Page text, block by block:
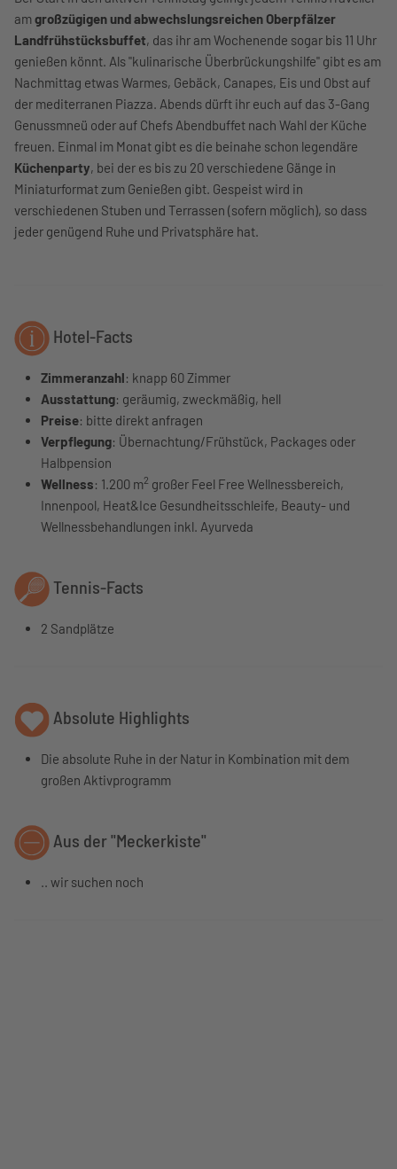
amgroßzügigen und abwechslungsreichen Oberpfälzer
Landfrühstücksbuffet, das ihr am Wochenende sogar bis 11 Uhr
genießen könnt. Als "kulinarische Überbrückungshilfe" gibt es am
Nachmittag etwas Warmes, Gebäck, Canapes, Eis und Obst auf
der mediterranen Piazza. Abends dürft ihr euch auf das 3-Gang
Genussmneü oder auf Chefs Abendbuffet nach Wahl der Küche
freuen. Einmal im Monat gibt es die beinahe schon legendäre
Küchenparty, bei der es bis zu 20 verschiedene Gänge in
Miniaturformat zum Genießen gibt. Gespeist wird in
verschiedenen Stuben und Terrassen (sofern möglich), so dass
jeder genügend Ruhe und Privatsphäre hat.
Hotel-Facts
Zimmeranzahl: knapp 60 Zimmer
Ausstattung: geräumig, zweckmäßig, hell
Preise: bitte direkt anfragen
Verpflegung: Übernachtung/Frühstück, Packages oder
Halbpension
Wellness: 1.200 m2 großer Feel Free Wellnessbereich,
Innenpool, Heat&Ice Gesundheitsschleife, Beauty- und
Wellnessbehandlungen inkl. Ayurveda
Tennis-Facts
2 Sandplätze
Absolute Highlights
Die absolute Ruhe in der Natur in Kombination mit dem
großen Aktivprogramm
Aus der "Meckerkiste"
.. wir suchen noch